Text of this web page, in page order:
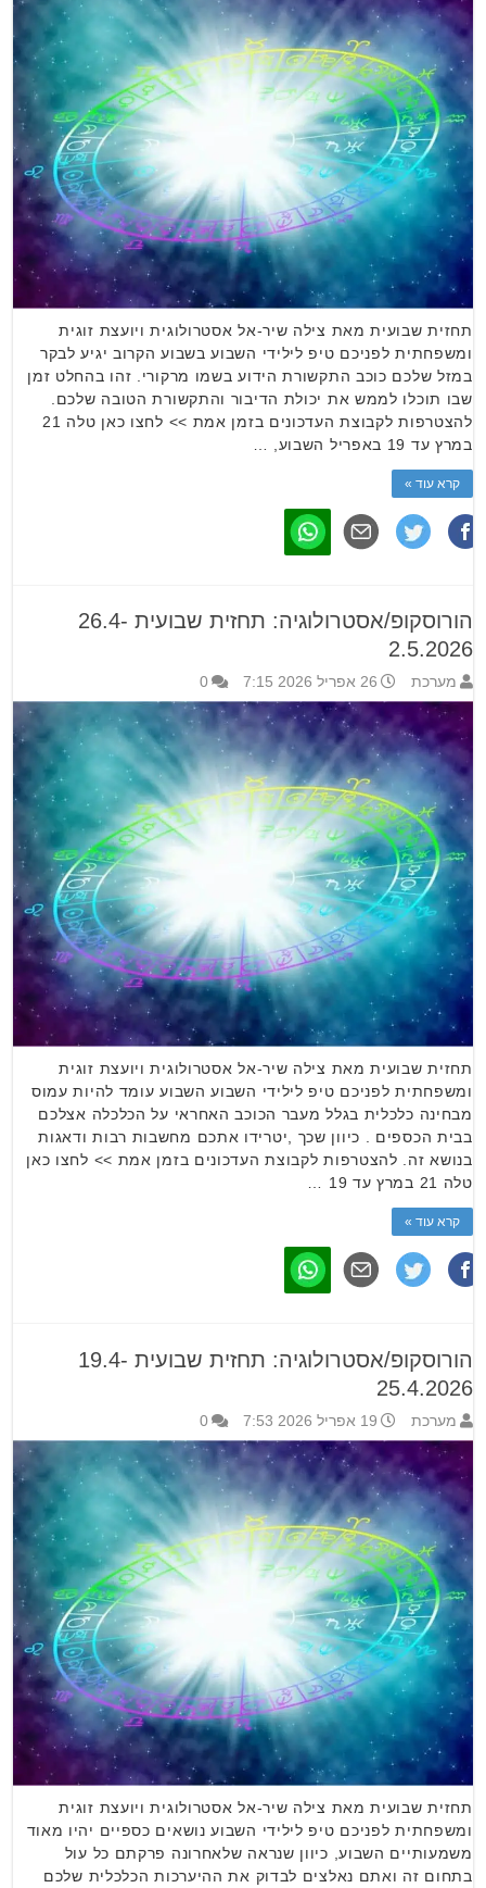
תחזית שבועית מאת צילה שיר-אל אסטרולוגית ויועצת זוגית
ומשפחתית לפניכם טיפ לילידי השבוע בשבוע הקרוב יגיע לבקר
במזל שלכם כוכב התקשורת הידוע בשמו מרקורי. זהו בהחלט זמן
שבו תוכלו לממש את יכולת הדיבור והתקשורת הטובה שלכם.
להצטרפות לקבוצת העדכונים בזמן אמת >> לחצו כאן טלה 21
במרץ עד 19 באפריל השבוע, …
קרא עוד »
הורוסקופ/אסטרולוגיה: תחזית שבועית 26.4-
2.5.2026
מערכת 26 אפריל 2026 7:15 0
תחזית שבועית מאת צילה שיר-אל אסטרולוגית ויועצת זוגית
ומשפחתית לפניכם טיפ לילידי השבוע השבוע עומד להיות עמוס
מבחינה כלכלית בגלל מעבר הכוכב האחראי על הכלכלה אצלכם
בבית הכספים . כיוון שכך ,יטרידו אתכם מחשבות רבות ודאגות
בנושא זה. להצטרפות לקבוצת העדכונים בזמן אמת >> לחצו כאן
טלה 21 במרץ עד 19 …
קרא עוד »
הורוסקופ/אסטרולוגיה: תחזית שבועית 19.4-
25.4.2026
מערכת 19 אפריל 2026 7:53 0
תחזית שבועית מאת צילה שיר-אל אסטרולוגית ויועצת זוגית
ומשפחתית לפניכם טיפ לילידי השבוע נושאים כספיים יהיו מאוד
משמעותיים השבוע, כיוון שנראה שלאחרונה פרקתם כל עול
בתחום זה ואתם נאלצים לבדוק את ההיערכות הכלכלית שלכם